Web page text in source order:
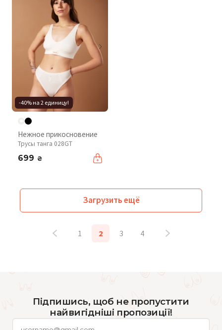
-40% на 2 единицу!
Нежное прикосновение
Трусы танга 028GT
699 ₴
Загрузить ещё
1 2 3 4
Підпишись, щоб не пропустити
найвигідніші пропозиції!